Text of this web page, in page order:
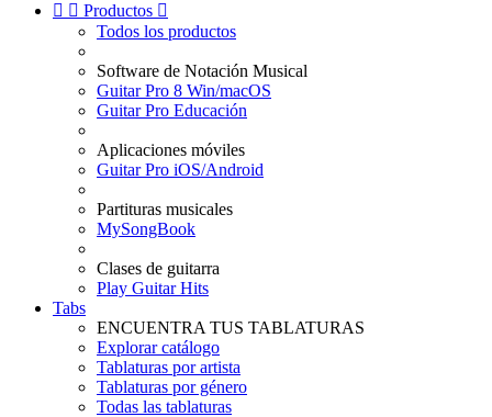
  Productos 
Todos los productos
Software de Notación Musical
Guitar Pro 8 Win/macOS
Guitar Pro Educación
Aplicaciones móviles
Guitar Pro iOS/Android
Partituras musicales
MySongBook
Clases de guitarra
Play Guitar Hits
Tabs
ENCUENTRA TUS TABLATURAS
Explorar catálogo
Tablaturas por artista
Tablaturas por género
Todas las tablaturas